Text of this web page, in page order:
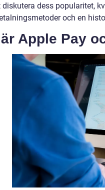
diskutera dess popularitet,
och en
Apple Pay